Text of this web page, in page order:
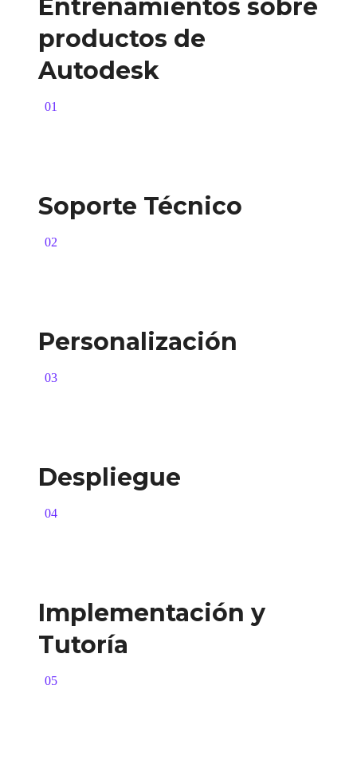
01
Entrenamientos sobre
productos de
Autodesk
02
Soporte Técnico
03
Personalización
04
Despliegue
05
Implementación y
Tutoría